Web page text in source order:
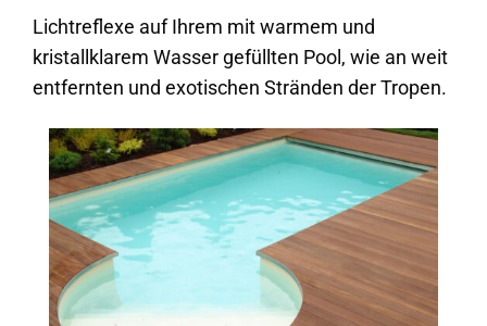
Lichtreflexe auf Ihrem mit warmem und
kristallklarem Wasser gefüllten Pool, wie an weit
entfernten und exotischen Stränden der Tropen.